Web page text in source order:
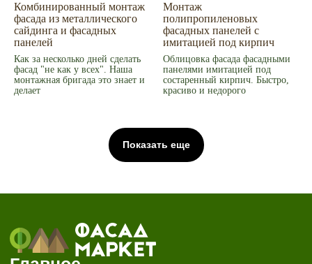
Комбинированный монтаж
фасада из металлического
сайдинга и фасадных
панелей
Как за несколько дней сделать
фасад "не как у всех". Наша
монтажная бригада это знает и
делает
Монтаж
полипропиленовых
фасадных панелей с
имитацией под кирпич
Облицовка фасада фасадными
панелями имитацией под
состаренный кирпич. Быстро,
красиво и недорого
Показать еще